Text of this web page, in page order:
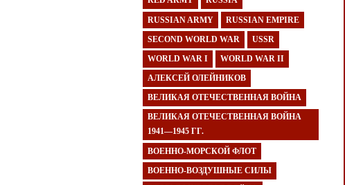
RUSSIAN ARMY RUSSIAN EMPIRE
SECOND WORLD WAR USSR
WORLD WAR I WORLD WAR II
АЛЕКСЕЙ ОЛЕЙНИКОВ
ВЕЛИКАЯ ОТЕЧЕСТВЕННАЯ ВОЙНА
ВЕЛИКАЯ ОТЕЧЕСТВЕННАЯ ВОЙНА
1941—1945 ГГ.
ВОЕННО-МОРСКОЙ ФЛОТ
ВОЕННО-ВОЗДУШНЫЕ СИЛЫ